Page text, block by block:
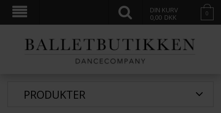
DIN KURV
0,00 DKK 0
PRODUKTER